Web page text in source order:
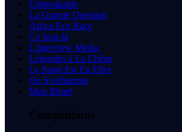
Unbreakable
La Grande Question
Africa Eco Race
Ce Jour-là
L'interview Media
Légendes à La Chêne
Le Sport Est En Elles
On S'enflamme
Mon Rituel
Compétitions